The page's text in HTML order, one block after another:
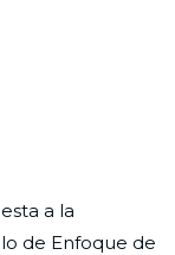
a la
de Enfoque de